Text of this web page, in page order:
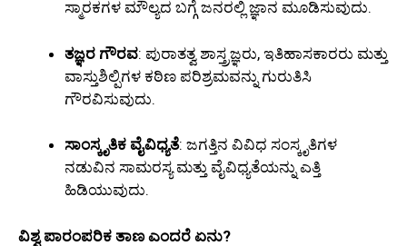
ಸ್ಮಾರಕಗಳ ಮೌಲ್ಯದ ಬಗ್ಗೆ ಜನರಲ್ಲಿ ಜ್ಞಾನ ಮೂಡಿಸುವುದು.
ತಜ್ಞರ ಗೌರವ: ಪುರಾತತ್ವ ಶಾಸ್ತ್ರಜ್ಞರು, ಇತಿಹಾಸಕಾರರು ಮತ್ತು
ವಾಸ್ತುಶಿಲ್ಪಿಗಳ ಕಠಿಣ ಪರಿಶ್ರಮವನ್ನು ಗುರುತಿಸಿ
ಗೌರವಿಸುವುದು.
ಸಾಂಸ್ಕೃತಿಕ ವೈವಿಧ್ಯತೆ: ಜಗತ್ತಿನ ವಿವಿಧ ಸಂಸ್ಕೃತಿಗಳ
ನಡುವಿನ ಸಾಮರಸ್ಯ ಮತ್ತು ವೈವಿಧ್ಯತೆಯನ್ನು ಎತ್ತಿ
ಹಿಡಿಯುವುದು.
ವಿಶ್ವ ಪಾರಂಪರಿಕ ತಾಣ ಎಂದರೆ ಏನು?